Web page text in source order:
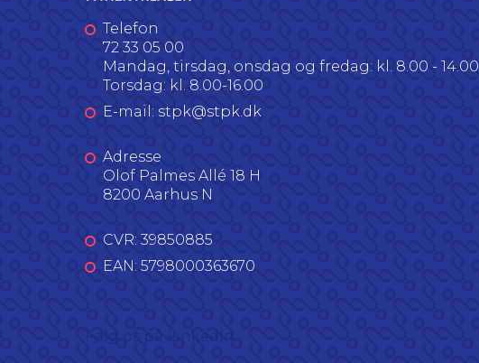
Telefon
72 33 05 00
Mandag, tirsdag, onsdag og fredag: kl. 8.00 - 14.00
Torsdag: kl. 8.00-16.00
E-mail: stpk@stpk.dk
Adresse
Olof Palmes Allé 18 H
8200 Aarhus N
CVR: 39850885
EAN: 5798000363670